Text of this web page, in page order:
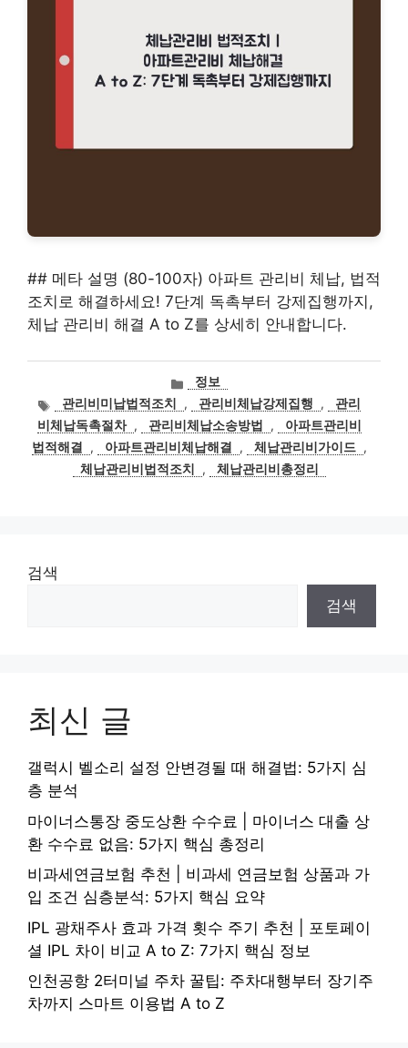
## 메타 설명 (80-100자) 아파트 관리비 체납, 법적
조치로 해결하세요! 7단계 독촉부터 강제집행까지,
체납 관리비 해결 A to Z를 상세히 안내합니다.
카
테
고
리
정보
태
그
관리비미납법적조치 , 관리비체납강제집행 ,
관리
비체납독촉절차 , 관리비체납소송방법 ,
아파트관리비
법적해결
, 아파트관리비체납해결 , 체납관리비가이드 ,
체납관리비법적조치
, 체납관리비총정리
검색
검색
최신 글
갤럭시 벨소리 설정 안변경될 때 해결법: 5가지 심
층 분석
마이너스통장 중도상환 수수료 | 마이너스 대출 상
환 수수료 없음: 5가지 핵심 총정리
비과세연금보험 추천 | 비과세 연금보험 상품과 가
입 조건 심층분석: 5가지 핵심 요약
IPL 광채주사 효과 가격 횟수 주기 추천 | 포토페이
셜 IPL 차이 비교 A to Z: 7가지 핵심 정보
인천공항 2터미널 주차 꿀팁: 주차대행부터 장기주
차까지 스마트 이용법 A to Z